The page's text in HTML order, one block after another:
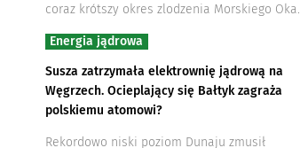
coraz krótszy okres zlodzenia Morskiego Oka.
Energia jądrowa
Susza zatrzymała elektrownię jądrową na
Węgrzech. Ocieplający się Bałtyk zagraża
polskiemu atomowi?
Rekordowo niski poziom Dunaju zmusił